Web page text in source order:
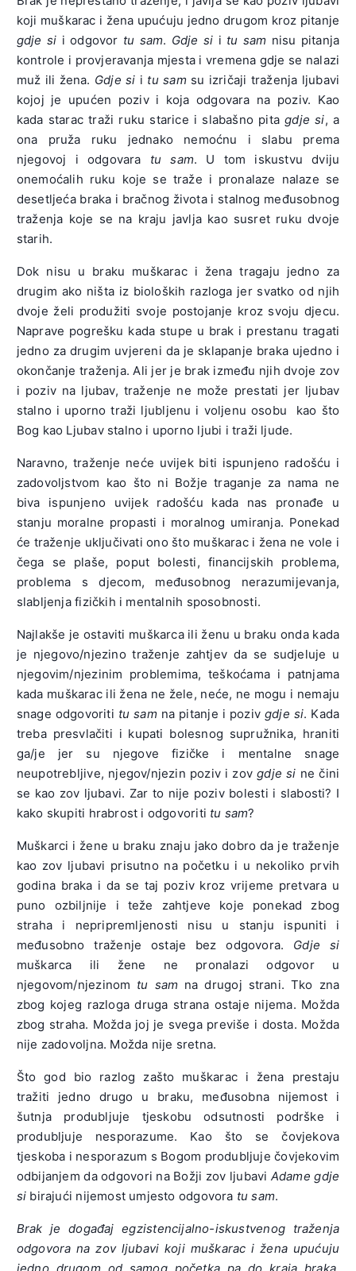
koji muškarac i žena upućuju jedno drugom kroz pitanje
gdje si i odgovor tu sam. Gdje si i tu sam nisu pitanja
kontrole i provjeravanja mjesta i vremena gdje se nalazi
muž ili žena. Gdje si i tu samsu izričaji traženja ljubavi
kojoj je upućen poziv i koja odgovara na poziv. Kao
kada starac traži ruku starice i slabašno pitagdje si, a
ona pruža ruku jednako nemoćnu i slabu prema
njegovoj i odgovara tu sam. U tom iskustvu dviju
onemoćalih ruku koje se traže i pronalaze nalaze se
desetljeća braka i bračnog života i stalnog međusobnog
traženja koje se na kraju javlja kao susret ruku dvoje
starih.
Dok nisu u braku muškarac i žena tragaju jedno za
drugim ako ništa iz bioloških razloga jer svatko od njih
dvoje želi produžiti svoje postojanje kroz svoju djecu.
Naprave pogrešku kada stupe u brak i prestanu tragati
jedno za drugim uvjereni da je sklapanje braka ujedno i
okončanje traženja. Ali jer je brak između njih dvoje zov
i poziv na ljubav, traženje ne može prestati jer ljubav
stalno i uporno traži ljubljenu i voljenu osobu kao što
Bog kao Ljubav stalno i uporno ljubi i traži ljude.
Naravno, traženje neće uvijek biti ispunjeno radošću i
zadovoljstvom kao što ni Božje traganje za nama ne
biva ispunjeno uvijek radošću kada nas pronađe u
stanju moralne propasti i moralnog umiranja. Ponekad
će traženje uključivati ono što muškarac i žena ne vole i
čega se plaše, poput bolesti, financijskih problema,
problema s djecom, međusobnog nerazumijevanja,
slabljenja fizičkih i mentalnih sposobnosti.
Najlakše je ostaviti muškarca ili ženu u braku onda kada
je njegovo/njezino traženje zahtjev da se sudjeluje u
njegovim/njezinim problemima, teškoćama i patnjama
kada muškarac ili žena ne žele, neće, ne mogu i nemaju
snage odgovoriti tu samna pitanje i poziv gdje si. Kada
treba presvlačiti i kupati bolesnog supružnika, hraniti
ga/je jer su njegove fizičke i mentalne snage
neupotrebljive, njegov/njezin poziv i zovgdje si ne čini
se kao zov ljubavi. Zar to nije poziv bolesti i slabosti? I
kako skupiti hrabrost i odgovoriti tu sam?
Muškarci i žene u braku znaju jako dobro da je traženje
kao zov ljubavi prisutno na početku i u nekoliko prvih
godina braka i da se taj poziv kroz vrijeme pretvara u
puno ozbiljnije i teže zahtjeve koje ponekad zbog
straha i nepripremljenosti nisu u stanju ispuniti i
međusobno traženje ostaje bez odgovora. Gdje si
muškarca ili žene ne pronalazi odgovor u
njegovom/njezinom tu sam na drugoj strani. Tko zna
zbog kojeg razloga druga strana ostaje nijema. Možda
zbog straha. Možda joj je svega previše i dosta. Možda
nije zadovoljna. Možda nije sretna.
Što god bio razlog zašto muškarac i žena prestaju
tražiti jedno drugo u braku, međusobna nijemost i
šutnja produbljuje tjeskobu odsutnosti podrške i
produbljuje nesporazume. Kao što se čovjekova
tjeskoba i nesporazum s Bogom produbljuje čovjekovim
odbijanjem da odgovori na Božji zov ljubavi Adame gdje
si birajući nijemost umjesto odgovora tu sam.
Brak je događaj egzistencijalno-iskustvenog traženja
odgovora na zov ljubavi koji muškarac i žena upućuju